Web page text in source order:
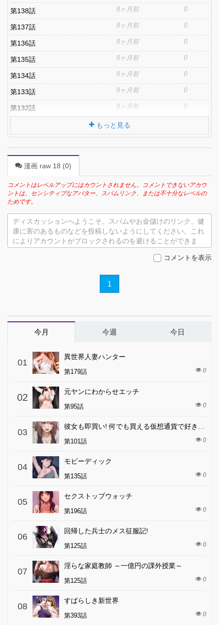
第138話 8ヶ月前 0
第137話 8ヶ月前 0
第136話 9ヶ月前 0
第135話 9ヶ月前 0
第134話 9ヶ月前 0
第133話 9ヶ月前 0
第132話 9ヶ月前 0
もっと見る
漫画 raw 18 (0)
コメントはレベルアップにはカウントされません。コメントできないアカウ
ントは、センシティブなアバター、スパムリンク、または不十分なレベルの
ためです。
ディスカッションへようこそ。スパムやお金儲けのリンク、健
康に害のあるものなどを投稿しないようにしてください。これ
によりアカウントがブロックされるのを避けることができま
コメントを表示
1
今月 今週 今日
01
異世界人妻ハンター
第179話 0
02
元ヤンにわからせエッチ
第95話 0
03
第101話 0
04
モビーディック
第135話 0
05
セクストップウォッチ
第196話 0
06
回帰した兵士のメス征服記!
第125話 0
07
淫らな家庭教師 ～一億円の課外授業～
第125話 0
08
すばらしき新世界
第393話 0